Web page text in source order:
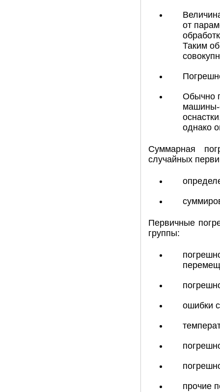
от
Таким
Обычно
машины-
однако
Суммарная
случайных
Первичные
группы:
ошибки
прочие